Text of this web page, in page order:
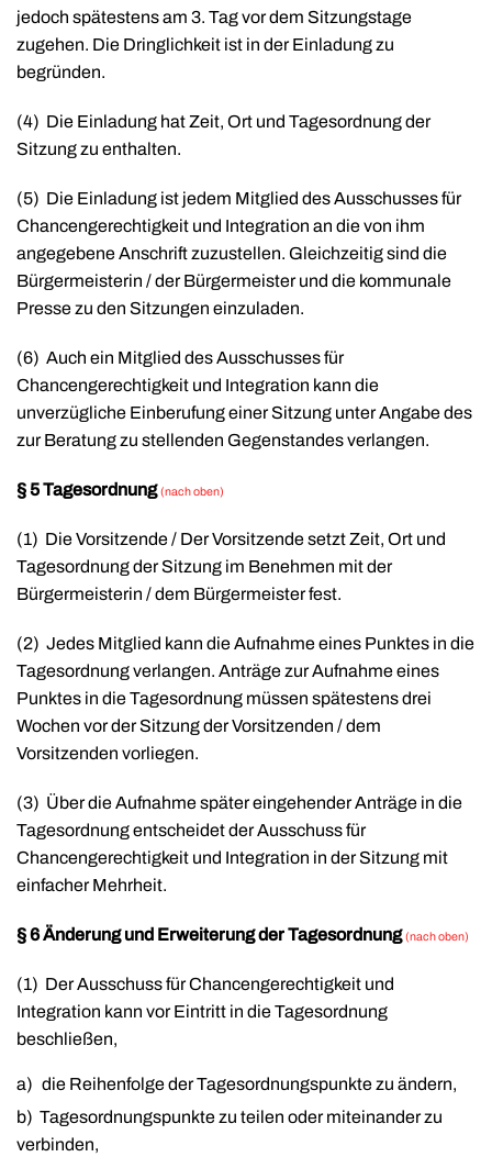
jedoch spätestens am 3. Tag vor dem Sitzungstage
zugehen. Die Dringlichkeit ist in der Einladung zu
begründen.
(4) Die Einladung hat Zeit, Ort und Tagesordnung der
Sitzung zu enthalten.
(5) Die Einladung ist jedem Mitglied des Ausschusses für
Chancengerechtigkeit und Integration an die von ihm
angegebene Anschrift zuzustellen. Gleichzeitig sind die
Bürgermeisterin / der Bürgermeister und die kommunale
Presse zu den Sitzungen einzuladen.
(6) Auch ein Mitglied des Ausschusses für
Chancengerechtigkeit und Integration kann die
unverzügliche Einberufung einer Sitzung unter Angabe des
zur Beratung zu stellenden Gegenstandes verlangen.
§ 5 Tagesordnung(nach oben)
(1) Die Vorsitzende / Der Vorsitzende setzt Zeit, Ort und
Tagesordnung der Sitzung im Benehmen mit der
Bürgermeisterin / dem Bürgermeister fest.
(2) Jedes Mitglied kann die Aufnahme eines Punktes in die
Tagesordnung verlangen. Anträge zur Aufnahme eines
Punktes in die Tagesordnung müssen spätestens drei
Wochen vor der Sitzung der Vorsitzenden / dem
Vorsitzenden vorliegen.
(3) Über die Aufnahme später eingehender Anträge in die
Tagesordnung entscheidet der Ausschuss für
Chancengerechtigkeit und Integration in der Sitzung mit
einfacher Mehrheit.
§ 6 Änderung und Erweiterung der Tagesordnung(nach oben)
(1) Der Ausschuss für Chancengerechtigkeit und
Integration kann vor Eintritt in die Tagesordnung
beschließen,
a) die Reihenfolge der Tagesordnungspunkte zu ändern,
b) Tagesordnungspunkte zu teilen oder miteinander zu
verbinden,